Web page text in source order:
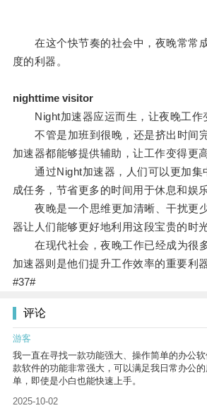
在这个快节奏的社会中，夜晚常常
度的利器。
nighttime visitor
Night加速器应运而生，让夜晚工作
不管是加班到很晚，还是挤出时间
加速器都能够提供辅助，让工作变得更高
通过Night加速器，人们可以更加集
成任务，节省更多的时间用于休息和娱乐
夜晚是一个思维更加清晰、干扰更
器让人们能够更好地利用这段宝贵的时光
在现代社会，夜晚工作已经成为很
加速器则是他们提升工作效率的重要利器
#37#
评论
游客
我一直在寻找一款功能强大、操作简单的办公
款软件的功能非常强大，可以满足我日常办公
单，即使是小白也能快速上手。
2025-10-02